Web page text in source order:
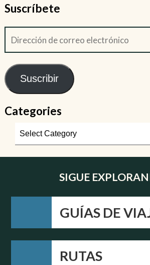
Suscríbete
Suscribir
Categories
SIGUE
GUÍAS DE
RUTAS